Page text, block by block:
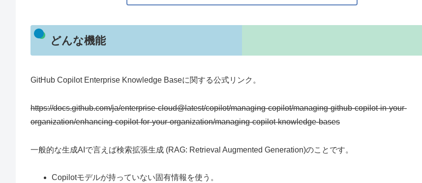
どんな機能
GitHub Copilot Enterprise Knowledge Baseに関する公式リンク。
https://docs.github.com/ja/enterprise-cloud@latest/copilot/managing-copilot/managing-github-copilot-in-your-
organization/enhancing-copilot-for-your-organization/managing-copilot-knowledge-bases
一般的な生成AIで言えば検索拡張生成 (RAG: Retrieval Augmented Generation)のことです。
Copilotモデルが持っていない固有情報を使う。